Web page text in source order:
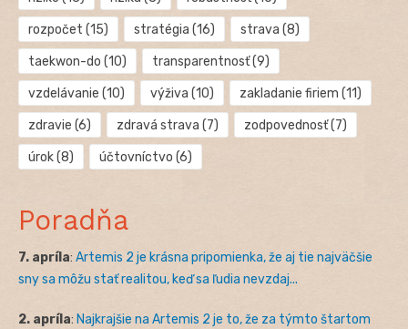
rozpočet (15) stratégia (16) strava (8)
taekwon-do (10) transparentnosť(9)
vzdelávanie (10) výživa (10) zakladanie firiem (11)
zdravie (6) zdravá strava (7) zodpovednosť(7)
úrok(8) účtovníctvo (6)
Poradňa
7. apríla: Artemis 2 je krásna pripomienka, že aj tie najväčšie
sny sa môžu stať realitou, keď sa ľudia nevzdaj...
2. apríla: Najkrajšie na Artemis 2 je to, že za týmto štartom